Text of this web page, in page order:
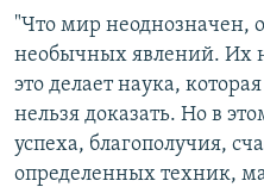
"Что мир неоднозначен,
необычных явлений. Их
это делает наука,
нельзя доказать. Но в
успеха, благополучия,
определенных техник,